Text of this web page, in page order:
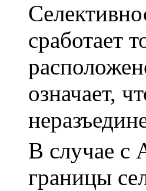
сработает
означает,
В случае с
границы